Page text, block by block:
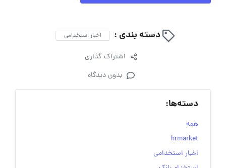
دسته بندی : اخبار استخدامی
اشتراک گذاری
بدون دیدگاه
دسته‌ها:
همه
hrmarket
اخبار استخدامی